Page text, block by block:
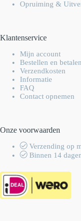
Opruiming &
Klantenservice
Mijn account
Bestellen en betalen
Verzendkosten
Informatie
FAQ
Contact opnemen
Onze voorwaarden
Verzending op
Binnen 14